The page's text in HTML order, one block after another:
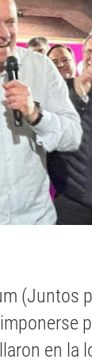
(Juntos
en la